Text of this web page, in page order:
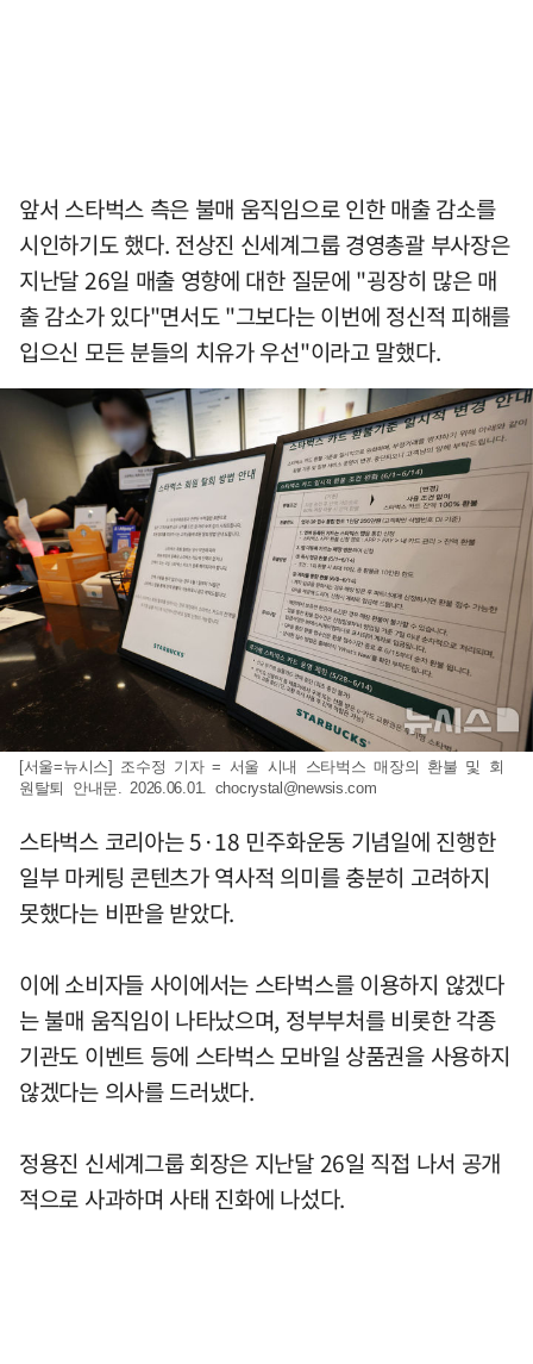
앞서 스타벅스 측은 불매 움직임으로 인한 매출 감소를
시인하기도 했다. 전상진 신세계그룹 경영총괄 부사장은
지난달 26일 매출 영향에 대한 질문에 "굉장히 많은 매
출 감소가 있다"면서도 "그보다는 이번에 정신적 피해를
입으신 모든 분들의 치유가 우선"이라고 말했다.
[서울=뉴시스] 조수정 기자 = 서울 시내 스타벅스 매장의 환불 및 회
원탈퇴 안내문. 2026.06.01. chocrystal@newsis.com
스타벅스 코리아는 5·18 민주화운동 기념일에 진행한
일부 마케팅 콘텐츠가 역사적 의미를 충분히 고려하지
못했다는 비판을 받았다.
이에 소비자들 사이에서는 스타벅스를 이용하지 않겠다
는 불매 움직임이 나타났으며, 정부부처를 비롯한 각종
기관도 이벤트 등에 스타벅스 모바일 상품권을 사용하지
않겠다는 의사를 드러냈다.
정용진 신세계그룹 회장은 지난달 26일 직접 나서 공개
적으로 사과하며 사태 진화에 나섰다.